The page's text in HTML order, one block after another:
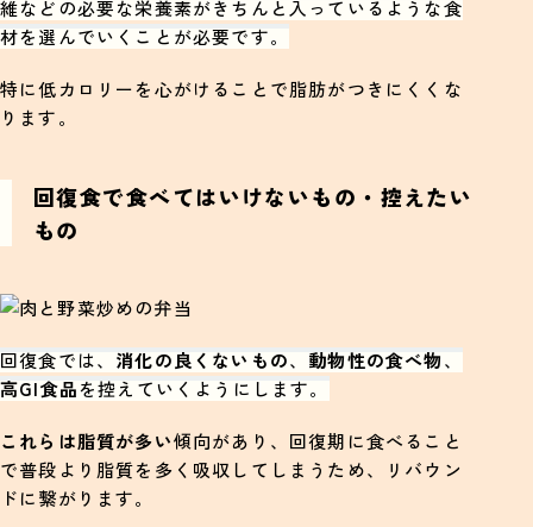
維などの必要な栄養素がきちんと入っているような食
材を選んでいくことが必要です。
特に低カロリーを心がけることで脂肪がつきにくくな
ります。
回復食で食べてはいけないもの・控えたい
もの
回復食では、 消化の良くないもの、 動物性の食べ物、
高GI食品を控えていくようにします。
これらは脂質が多い傾向があり、回復期に食べること
で普段より脂質を多く吸収してしまうため、リバウン
ドに繋がります。